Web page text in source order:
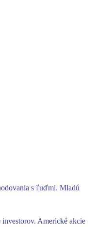
s ľuďmi. Mladú
Americké akcie